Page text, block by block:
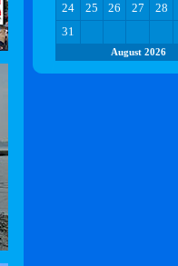
24
25 26 27 28
31
August 2026